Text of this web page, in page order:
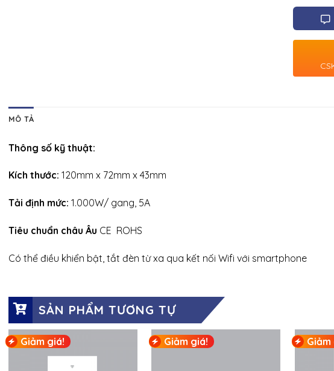
MÔ TẢ
Thông số kỹ thuật:
Kích thước: 120mm x 72mm x 43mm
Tải định mức: 1.000W/ gang, 5A
Tiêu chuẩn châu Âu CE ROHS
Có thể điều khiển bật, tắt đèn từ xa qua kết nối Wifi với smartphone
SẢN PHẨM TƯƠNG TỰ
Giảm giá! Giảm giá! Giảm